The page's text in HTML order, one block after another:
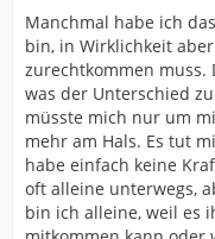
Manchmal habe ich
bin, in Wirklichkeit
zurechtkommen muss.
was der Unterschied
müsste mich nur um
mehr am Hals. Es tut
habe einfach keine
oft alleine unterwegs,
bin ich alleine, weil es